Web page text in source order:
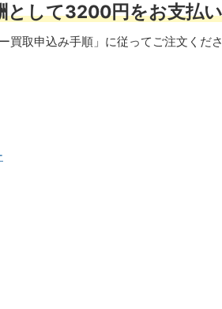
として3200円をお支払
買取申込み手順」に従ってご注文くださ